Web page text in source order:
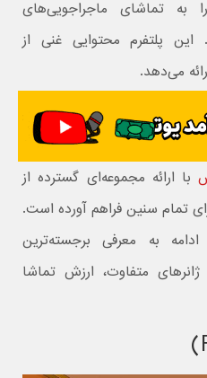
تماشای ماجراجویی‌های
پلتفرم محتوایی غنی از
می‌دهد.
با ارائه مجموعه‌ای گسترده از
تمام سنین فراهم آورده است.
به معرفی برجسته‌ترین
متفاوت، ارزش تماشا